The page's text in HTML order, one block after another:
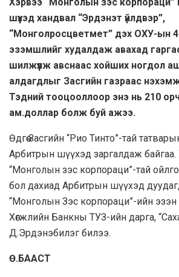
шүүхэд хандвал “Эрдэнэт үйлдвэр”,
“Монголросцветмет” дэх ОХУ-ын
эзэмшлийг худалдаж авахад
шилжүүлж авснаас хойших ногдол
алдагдлыг Засгийн газраас
Тэдний тооцооллоор энэ нь 210
ам.доллар болж буй ажээ.
Өдгөө Засгийн “Рио Тинто”-тай
Арбитрын шүүхэд заргалдаж
“Монголын зэс корпораци”-тай
бол дахиад Арбитрын шүүхэд
“Монголын Зэс корпораци”-ийн
Хөгжлийн Банкны ТУЗ-ийн дарга,
Д.Эрдэнэбилэг билээ.
Ө.БААСТ